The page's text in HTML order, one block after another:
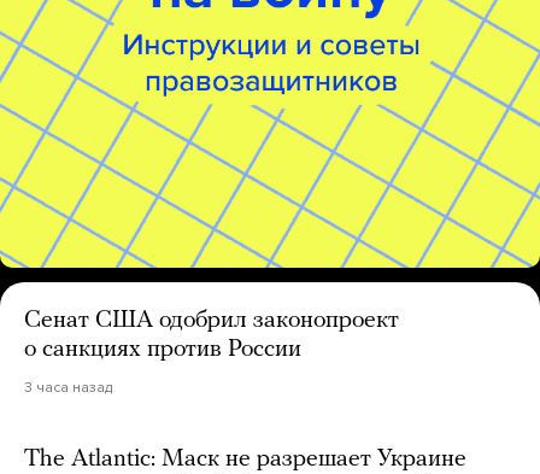
Сенат США одобрил законопроект
о санкциях против России
3 часа назад
The Atlantic: Маск не разрешает Украине